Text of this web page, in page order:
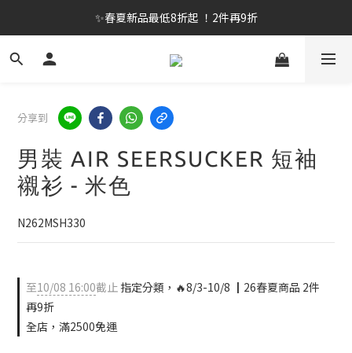
✨春夏新品最低8折起 ！2件再9折
✨春夏新品最低8折起 ！2件再9折
🔥OULET SALE! 降至5折起 滿件再8折
✨春夏新品最低8折起 ！2件再9折
分享到
男裝 AIR SEERSUCKER 短袖
襯衫 - 米色
N262MSH330
至10/08 16:00截止 指定分類，🔥8/3-10/8 ┃26春夏商品 2件
再9折
全店，滿2500免運